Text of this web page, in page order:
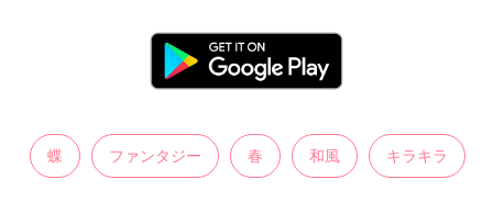
蝶 ファンタジー 春 和風 キラキラ